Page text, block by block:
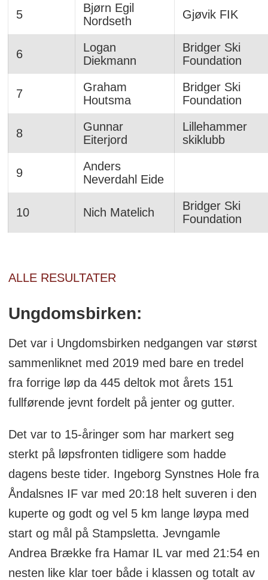
5
Bjørn Egil
Nordseth
Gjøvik FIK
6
Logan
Diekmann
Bridger Ski
Foundation
7
Graham
Houtsma
Bridger Ski
Foundation
8
Gunnar
Eiterjord
Lillehammer
skiklubb
9
Anders
Neverdahl Eide
10 Nich Matelich
Bridger Ski
Foundation
ALLE RESULTATER
Ungdomsbirken:
Det var i Ungdomsbirken nedgangen var størst
sammenliknet med 2019 med bare en tredel
fra forrige løp da 445 deltok mot årets 151
fullførende jevnt fordelt på jenter og gutter.
Det var to 15-åringer som har markert seg
sterkt på løpsfronten tidligere som hadde
dagens beste tider. Ingeborg Synstnes Hole fra
Åndalsnes IF var med 20:18 helt suveren i den
kuperte og godt og vel 5 km lange løypa med
start og mål på Stampsletta. Jevngamle
Andrea Brække fra Hamar IL var med 21:54 en
nesten like klar toer både i klassen og totalt av